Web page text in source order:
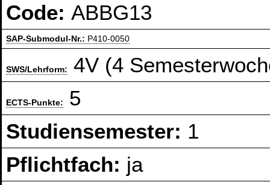
Code:ABBG13
SAP-Submodul-Nr.: P410-0050
SWS/Lehrform: 4V (4
ECTS-Punkte:
5
Studiensemester: 1
Pflichtfach: ja